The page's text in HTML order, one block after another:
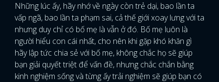
Những lúc ấy, hãy nhớ về ngày còn trẻ dại, bao lần ta
vấp ngã, bao lần ta phạm sai, cả thế giới xoay lưng với ta
nhưng duy chỉ có bố mẹ là vẫn ở đó. Bố mẹ luôn là
người hiểu con cái nhất, cho nên khi gặp khó khăn gì
hãy lập tức chia sẻ với bố mẹ, không chắc họ sẽ giúp
bạn giải quyết triệt để vấn đề, nhưng chắc chắn bằng
kinh nghiệm sống và từng ấy trải nghiệm sẽ giúp bạn có